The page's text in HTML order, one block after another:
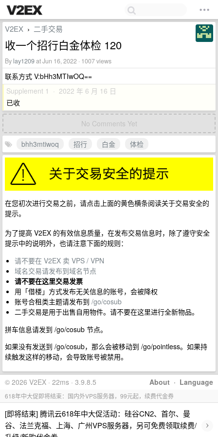
V2EX › 二手交易
收一个招行白金体检 120
By lay1209at Jun 16, 2022 · 1007 views
联系方式 V:bHh3MTIwOQ==
Supplement 1 · 2022 年 6 月 16 日
已收
No Comments Yet
bhh3mtiwoq 招行 白金 体检
在您初次进行交易之前，请点击上面的黄色横条阅读关于交易安全的
提示。
为了提高 V2EX 的有效信息质量，在发布交易信息时，除了遵守安全
提示中的说明外，也请注意下面的规则：
请不要在 V2EX 卖 VPS / VPN
域名交易请发布到域名节点
请不要在这里交易发票
用「借楼」方式发布无关信息的账号，会被降权
账号合租类主题请发布到 /go/cosub
二手交易是用于出售自用物件。请不要在这里进行全新物品。
拼车信息请发到 /go/cosub 节点。
如果没有发送到 /go/cosub，那么会被移动到 /go/pointless。如果持
续触发这样的移动，会导致账号被禁用。
About · Language
© 2026 V2EX · 22ms · 3.9.8.5
618年中大促即将结束：国内外VPS服务器，99元起，续费代金券
[即将结束] 腾讯云618年中大促活动：硅谷CN2、首尔、曼
谷、法兰克福、上海、广州VPS服务器，另可免费领取续费/
›